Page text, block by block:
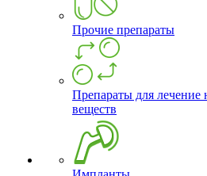
Прочие препараты
Препараты для
веществ